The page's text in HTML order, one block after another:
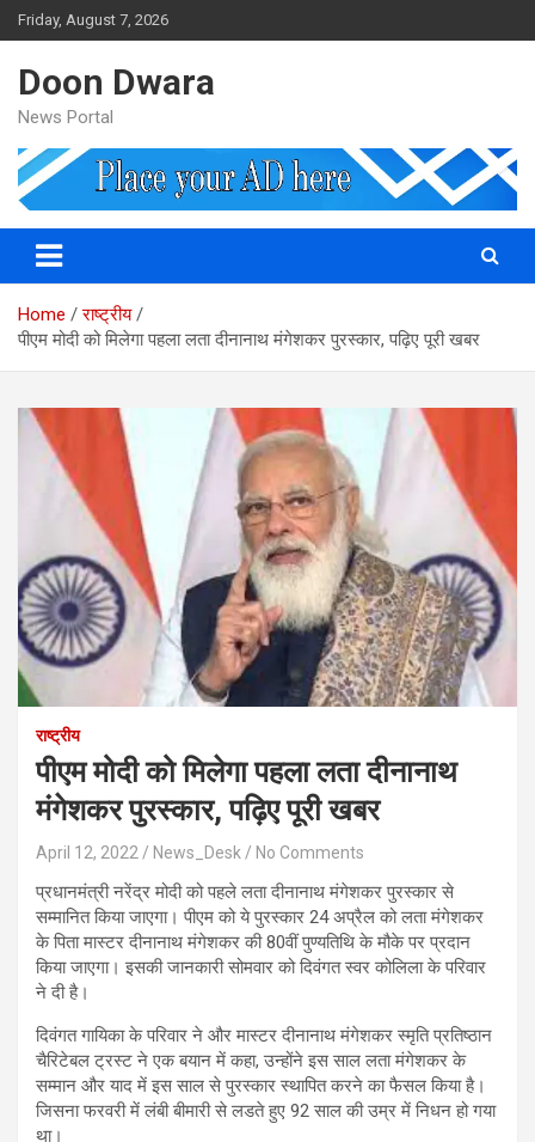
Skip
to
Friday, August 7, 2026
Doon Dwara
News Portal
Home
राष्ट्रीय
पीएम मोदी को मिलेगा पहला लता दीनानाथ मंगेशकर पुरस्कार, पढ़िए पूरी खबर
राष्ट्रीय
पीएम मोदी को मिलेगा पहला लता दीनानाथ
मंगेशकर पुरस्कार, पढ़िए पूरी खबर
April 12, 2022 News_Desk No Comments
प्रधानमंत्री नरेंद्र मोदी को पहले लता दीनानाथ मंगेशकर पुरस्कार से
सम्मानित किया जाएगा। पीएम को ये पुरस्कार 24 अप्रैल को लता मंगेशकर
के पिता मास्टर दीनानाथ मंगेशकर की 80वीं पुण्यतिथि के मौके पर प्रदान
किया जाएगा। इसकी जानकारी सोमवार को दिवंगत स्वर कोलिला के परिवार
ने दी है।
दिवंगत गायिका के परिवार ने और मास्टर दीनानाथ मंगेशकर स्मृति प्रतिष्ठान
चैरिटेबल ट्रस्ट ने एक बयान में कहा, उन्होंने इस साल लता मंगेशकर के
सम्मान और याद में इस साल से पुरस्कार स्थापित करने का फैसल किया है।
जिसना फरवरी में लंबी बीमारी से लडते हुए 92 साल की उम्र में निधन हो गया
था।